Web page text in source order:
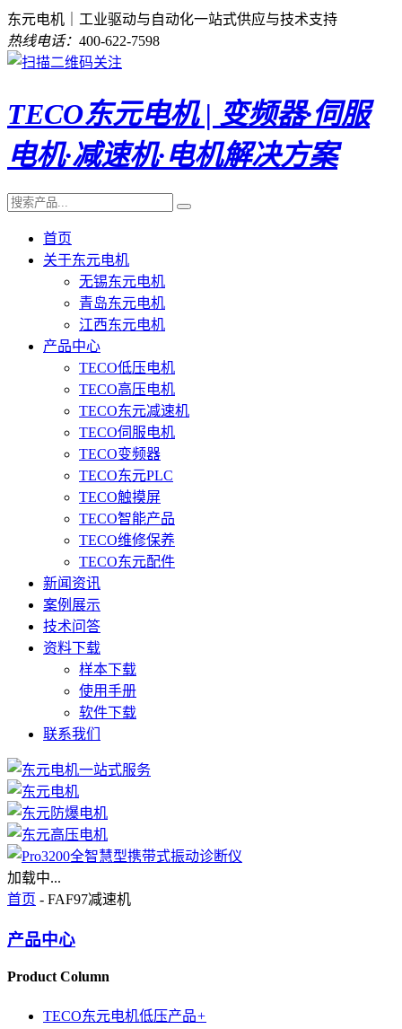
东元电机｜工业驱动与自动化一站式供应与技术支持
热线电话： 400-622-7598
TECO东元电机 | 变频器·伺服
电机·减速机·电机解决方案
首页
关于东元电机
无锡东元电机
青岛东元电机
江西东元电机
产品中心
TECO低压电机
TECO高压电机
TECO东元减速机
TECO伺服电机
TECO变频器
TECO东元PLC
TECO触摸屏
TECO智能产品
TECO维修保养
TECO东元配件
新闻资讯
案例展示
技术问答
资料下载
样本下载
使用手册
软件下载
联系我们
加载中...
首页 - FAF97减速机
产品中心
Product Column
TECO东元电机低压产品+